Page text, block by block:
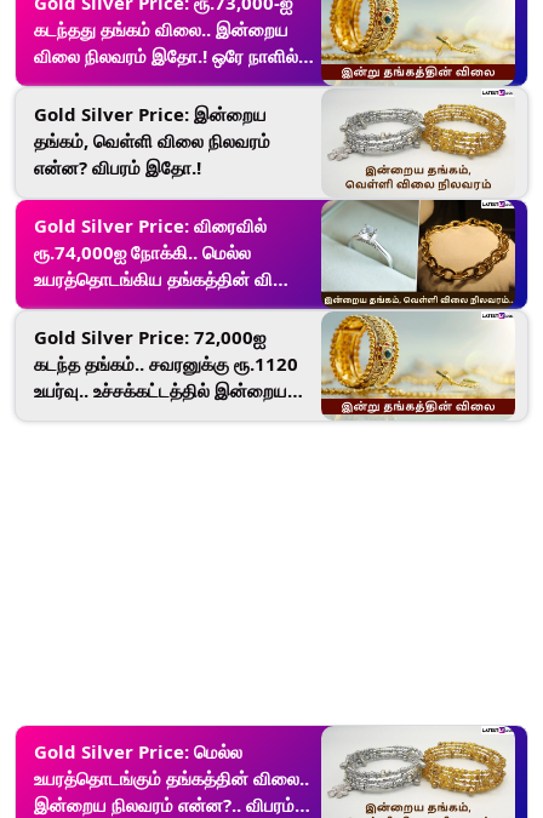
கடந்தது தங்கம் விலை.. இன்றைய
விலை நிலவரம் இதோ.! ஒரே நாளில்
உச்சக்கட்டம்.!
Gold Silver Price: இன்றைய
தங்கம், வெள்ளி விலை நிலவரம்
என்ன? விபரம் இதோ.!
Gold Silver Price: விரைவில்
ரூ.74,000ஐ நோக்கி.. மெல்ல
உயரத்தொடங்கிய தங்கத்தின் விலை..
விவரம் இதோ.!
Gold Silver Price: 72,000ஐ
கடந்த தங்கம்.. சவரனுக்கு ரூ.1120
உயர்வு.. உச்சக்கட்டத்தில் இன்றைய
Gold Silver Price: மெல்ல
உயரத்தொடங்கும் தங்கத்தின் விலை..
இன்றைய நிலவரம் என்ன?.. விபரம்